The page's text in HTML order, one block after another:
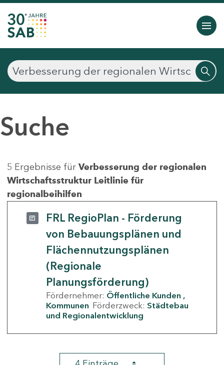
Suche
5 Ergebnisse für Verbesserung der regionalen
Wirtschaftsstruktur Leitlinie für
regionalbeihilfen
FRL RegioPlan - Förderung
von Bebauungsplänen und
Flächennutzungsplänen
(Regionale
Planungsförderung)
Fördernehmer: Öffentliche Kunden
Kommunen Förderzweck: Städtebau
und Regionalentwicklung